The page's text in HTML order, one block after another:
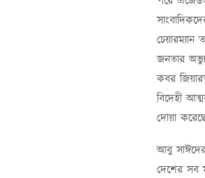
চেয়ারম্যান
জনতার
কবর
বিদেহী
দোয়া
আবু
দেশের সব